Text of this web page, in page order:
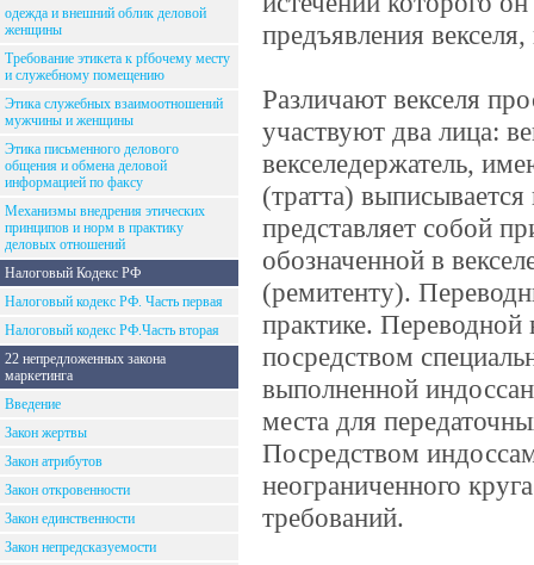
одежда и внешний облик деловой
женщины
Требование этикета к рfбочему месту
и служебному помещению
Этика служебных взаимоотношений
мужчины и женщины
Этика письменного делового
общения и обмена деловой
информацией по факсу
Механизмы внедрения этических
принципов и норм в практику
деловых отношений
Налоговый Кодекс РФ
Налоговый кодекс РФ. Часть первая
Налоговый кодекс РФ.Часть вторая
22 непредложенных закона
маркетинга
Введение
Закон жертвы
Закон атрибутов
Закон откровенности
Закон единственности
Закон непредсказуемости
предъявления
Различают векселя
участвуют два лица:
векселедержатель,
(тратта)
представляет собой
обозначенной в
(ремитенту).
практике.
посредством
выполненной
места для
Посредством
неограниченного
требований.